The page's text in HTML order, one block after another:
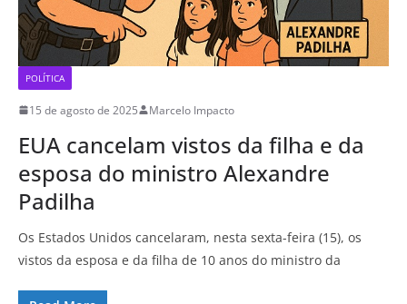
POLÍTICA
15 de agosto de 2025 Marcelo Impacto
EUA cancelam vistos da filha e da
esposa do ministro Alexandre
Padilha
Os Estados Unidos cancelaram, nesta sexta-feira (15), os
vistos da esposa e da filha de 10 anos do ministro da